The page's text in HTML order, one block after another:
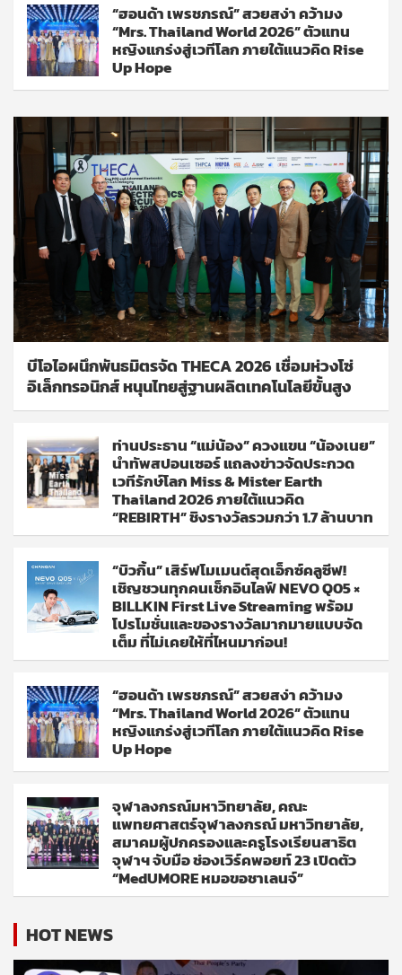
“ฮอนด้า เพรชภรณ์” สวยสง่า คว้ามง
“Mrs. Thailand World 2026” ตัวแทน
หญิงแกร่งสู่เวทีโลก ภายใต้แนวคิด Rise
Up Hope
บีโอไอผนึกพันธมิตรจัด THECA 2026 เชื่อมห่วงโซ่
อิเล็กทรอนิกส์ หนุนไทยสู่ฐานผลิตเทคโนโลยีขั้นสูง
ท่านประธาน “แม่น้อง” ควงแขน “น้องเนย”
นำทัพสปอนเซอร์ แถลงข่าวจัดประกวด
เวทีรักษ์โลก Miss & Mister Earth
Thailand 2026 ภายใต้แนวคิด
“REBIRTH” ชิงรางวัลรวมกว่า 1.7 ล้านบาท
“บิวกิ้น” เสิร์ฟโมเมนต์สุดเอ็กซ์คลูซีฟ!
เชิญชวนทุกคนเช็กอินไลฟ์ NEVO Q05 ×
BILLKIN First Live Streaming พร้อม
โปรโมชั่นและของรางวัลมากมายแบบจัด
เต็ม ที่ไม่เคยให้ที่ไหนมาก่อน!
“ฮอนด้า เพรชภรณ์” สวยสง่า คว้ามง
“Mrs. Thailand World 2026” ตัวแทน
หญิงแกร่งสู่เวทีโลก ภายใต้แนวคิด Rise
Up Hope
จุฬาลงกรณ์มหาวิทยาลัย, คณะ
แพทยศาสตร์จุฬาลงกรณ์ มหาวิทยาลัย,
สมาคมผู้ปกครองและครูโรงเรียนสาธิต
จุฬาฯ จับมือ ช่องเวิร์คพอยท์ 23 เปิดตัว
“MedUMORE หมอขอชาเลนจ์”
HOT NEWS